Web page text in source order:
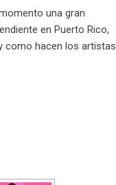
una gran
en Puerto Rico,
como hacen los artistas